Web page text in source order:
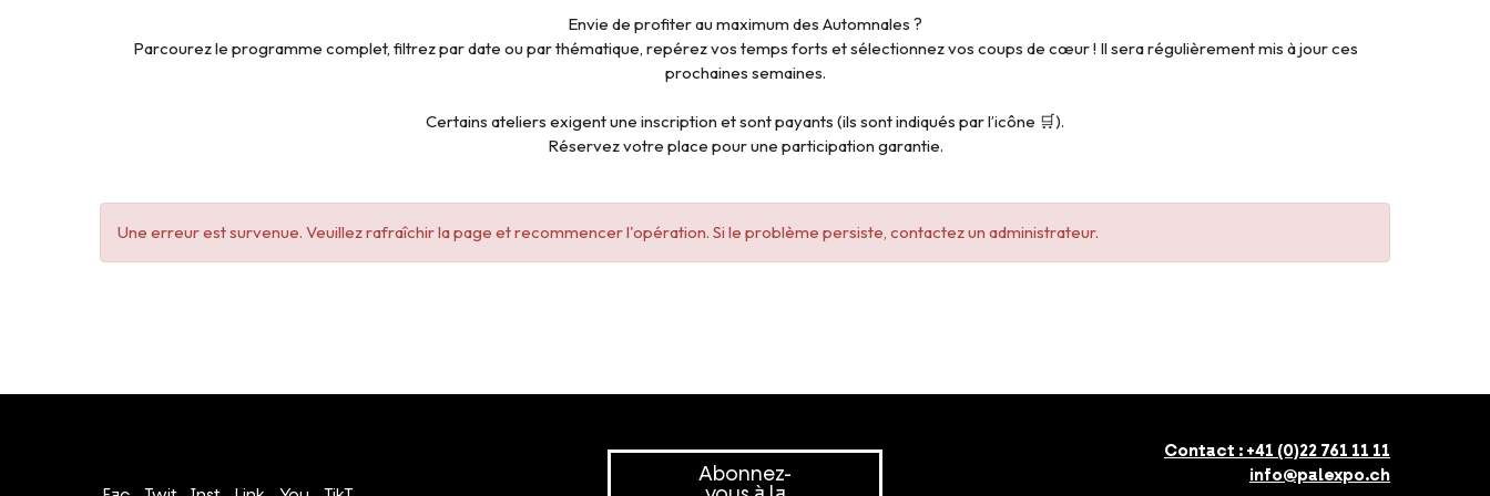
Envie de profiter au maximum des Automnales ?
Parcourez le programme complet, filtrez par date ou par thématique, repérez vos temps forts et sélectionnez vos coups de cœur ! Il sera régulièrement mis à jour ces
prochaines semaines.
Certains ateliers exigent une inscription et sont payants (ils sont indiqués par l’icône 🛒).
Réservez votre place pour une participation garantie.
Une erreur est survenue. Veuillez rafraîchir la page et recommencer l'opération. Si le problème persiste, contactez un administrateur.
Abonnez-
Contact : +41 (0)22 761 11 11
info@palexpo.ch